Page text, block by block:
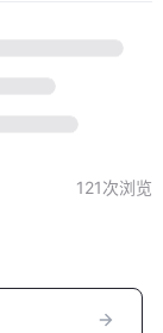
121次浏览